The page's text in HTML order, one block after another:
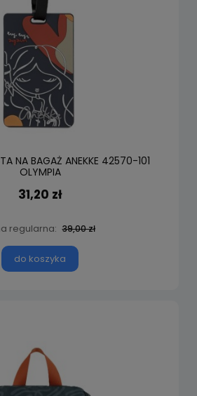
NA BAGAŻ ANEKKE 42570-101
OLYMPIA
31,20 zł
regularna: 39,00 zł
do koszyka